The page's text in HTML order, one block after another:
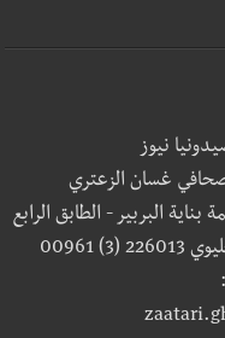
نيوز
غسان الزعتري
البربير - الطابق الرابع